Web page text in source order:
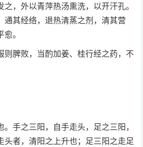
，外以青萍热汤熏洗，以开汗孔。
通其经络，退热清蒸之剂，清其营
。
则脾败，当酌加姜、桂行经之药，不
手之三阳，自手走头，足之三阳，
头者，清阳之上升也；足三阳之走足